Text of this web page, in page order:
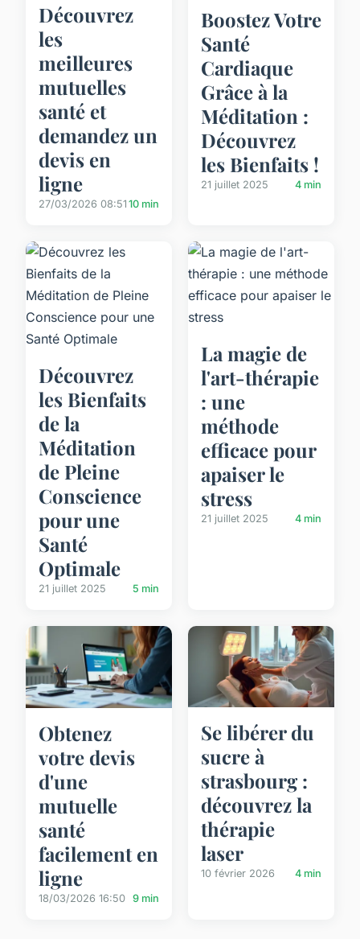
Découvrez
les
meilleures
mutuelles
santé et
demandez un
devis en
ligne
27/03/2026 08:51 10 min
Boostez Votre
Santé
Cardiaque
Grâce à la
Méditation :
Découvrez
les Bienfaits !
21 juillet 2025 4 min
Découvrez
les Bienfaits
de la
Méditation
de Pleine
Conscience
pour une
Santé
Optimale
21 juillet 2025 5 min
La magie de
l'art-thérapie
: une
méthode
efficace pour
apaiser le
stress
21 juillet 2025 4 min
Obtenez
votre devis
d'une
mutuelle
santé
facilement en
ligne
18/03/2026 16:50 9 min
Se libérer du
sucre à
strasbourg :
découvrez la
thérapie
laser
10 février 2026 4 min